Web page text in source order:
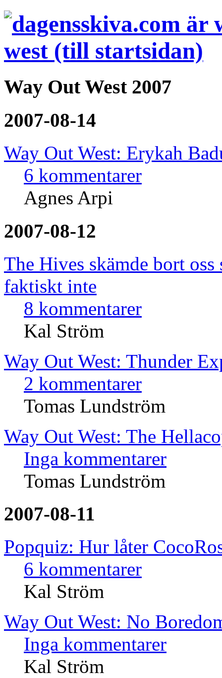
Way Out West 2007
2007-08-14
Way Out West: Erykah
6 kommentarer
Agnes Arpi
2007-08-12
The Hives skämde bort oss
faktiskt inte
8 kommentarer
Kal Ström
Way Out West: Thunder
2 kommentarer
Tomas Lundström
Way Out West: The
Inga kommentarer
Tomas Lundström
2007-08-11
Popquiz: Hur låter
6 kommentarer
Kal Ström
Way Out West: No
Inga kommentarer
Kal Ström